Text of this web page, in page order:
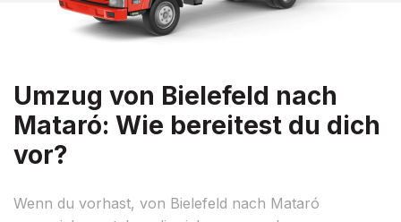
Umzug von Bielefeld nach
Mataró: Wie bereitest du dich
vor?
Wenn du vorhast, von Bielefeld nach Mataró